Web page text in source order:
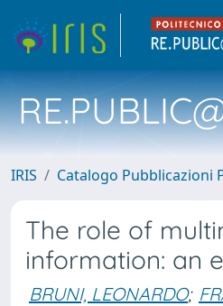
IRIS Catalogo Pubblicazioni
The role of
information: an
BRUNI, LEONARDO;